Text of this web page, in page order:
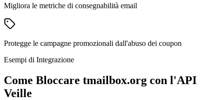
Migliora le metriche di consegnabilità email
Protegge le campagne promozionali dall'abuso dei coupon
Esempi di Integrazione
Come Bloccare tmailbox.org con l'API
Veille